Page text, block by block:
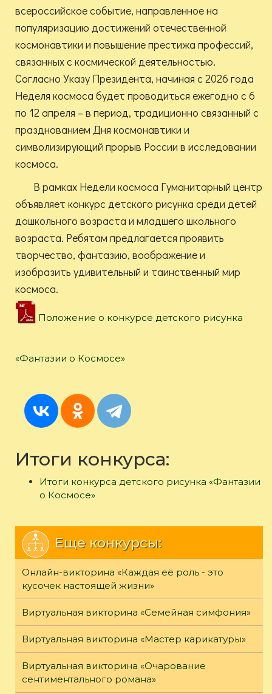
всероссийское событие, направленное на
популяризацию достижений отечественной
космонавтики и повышение престижа профессий,
связанных с космической деятельностью.
Согласно Указу Президента, начиная с 2026 года
Неделя космоса будет проводиться ежегодно с 6
по 12 апреля – в период, традиционно связанный с
празднованием Дня космонавтики и
символизирующий прорыв России в исследовании
космоса.
В рамках Недели космоса Гуманитарный центр
объявляет конкурс детского рисунка среди детей
дошкольного возраста и младшего школьного
возраста. Ребятам предлагается проявить
творчество, фантазию, воображение и
изобразить удивительный и таинственный мир
космоса.
Положение о конкурсе детского рисунка
«Фантазии о Космосе»
Итоги конкурса:
Итоги конкурса детского рисунка «Фантазии
о Космосе»
Еще конкурсы:
Онлайн-викторина «Каждая её роль - это
кусочек настоящей жизни»
Виртуальная викторина «Семейная симфония»
Виртуальная викторина «Мастер карикатуры»
Виртуальная викторина «Очарование
сентиментального романа»